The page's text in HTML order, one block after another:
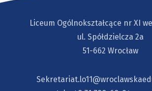
Liceum Ogólnokształcące nr XI
ul. Spółdzielcza 2a
51-662 Wrocław